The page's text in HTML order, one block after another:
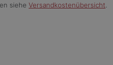
siehe Versandkostenübersicht